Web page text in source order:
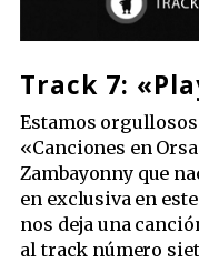
Track 7:
Estamos
«Canciones en
Zambayonny que
en exclusiva en
nos deja una
al track número